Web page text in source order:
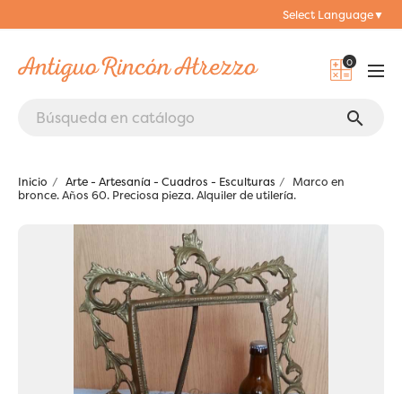
Select Language▼
0
search
Inicio Arte - Artesanía - Cuadros - Esculturas
Marco en
bronce. Años 60. Preciosa pieza. Alquiler de utilería.